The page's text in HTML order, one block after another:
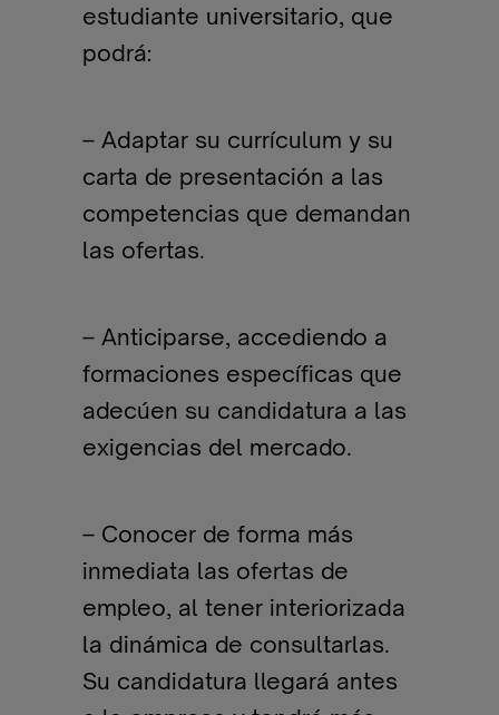
estudiante universitario, que
podrá:
– Adaptar su currículum y su
carta de presentación a las
competencias que demandan
las ofertas.
– Anticiparse, accediendo a
formaciones específicas que
adecúen su candidatura a las
exigencias del mercado.
– Conocer de forma más
inmediata las ofertas de
empleo, al tener interiorizada
la dinámica de consultarlas.
Su candidatura llegará antes